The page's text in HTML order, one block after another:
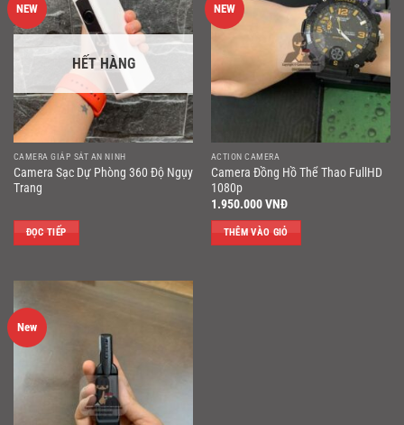
NEW
HẾT HÀNG
CAMERA GIÁP SÁT AN NINH
Camera Sạc Dự Phòng 360 Độ Ngụy
Trang
ĐỌC TIẾP
NEW
ACTION CAMERA
Camera Đồng Hồ Thể Thao FullHD
1080p
1.950.000VNĐ
THÊM VÀO GIỎ
New